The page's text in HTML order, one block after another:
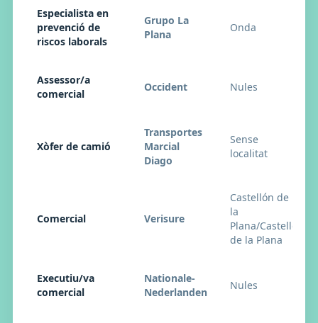
Especialista en
prevenció de
riscos laborals
Grupo La
Plana
Onda
Assessor/a
comercial
Occident Nules
Xòfer de camió
Transportes
Marcial
Diago
Sense
localitat
Comercial Verisure
Castellón de
la
Plana/Castelló
de la Plana
Executiu/va
comercial
Nationale-
Nederlanden
Nules